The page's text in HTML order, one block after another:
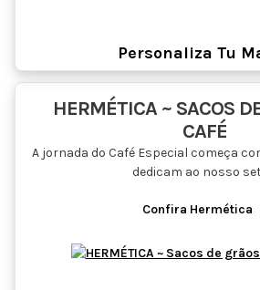
Personaliza Tu
HERMÉTICA ~ SACOS
CAFÉ
A jornada do Café Especial começa
dedicam ao nosso
Confira Hermética